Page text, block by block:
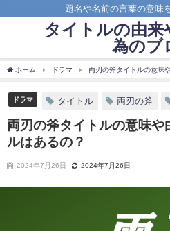
題名や名前の言葉の意味
タイトルの由来
為のブ
ホーム ドラマ 両刃の斧タイトルの意味
ドラマ タイトル 両刃の斧
両刃の斧タイトルの意味
ルはあるの？
2024年7月26日 2024年7月26日